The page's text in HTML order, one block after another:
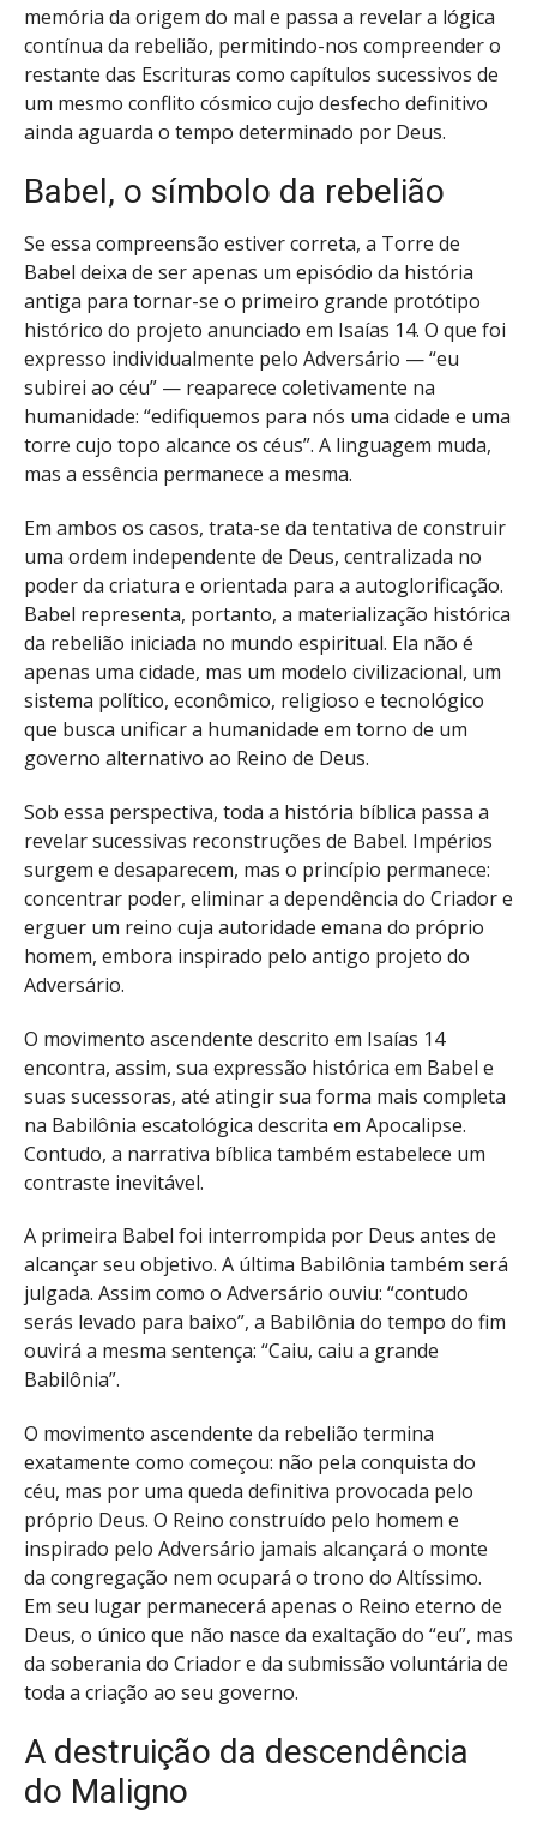
memória da origem do mal e passa a revelar a lógica
contínua da rebelião, permitindo-nos compreender o
restante das Escrituras como capítulos sucessivos de
um mesmo conflito cósmico cujo desfecho definitivo
ainda aguarda o tempo determinado por Deus.
Babel, o símbolo da rebelião
Se essa compreensão estiver correta, a Torre de
Babel deixa de ser apenas um episódio da história
antiga para tornar-se o primeiro grande protótipo
histórico do projeto anunciado em Isaías 14. O que foi
expresso individualmente pelo Adversário — “eu
subirei ao céu” — reaparece coletivamente na
humanidade: “edifiquemos para nós uma cidade e uma
torre cujo topo alcance os céus”. A linguagem muda,
mas a essência permanece a mesma.
Em ambos os casos, trata-se da tentativa de construir
uma ordem independente de Deus, centralizada no
poder da criatura e orientada para a autoglorificação.
Babel representa, portanto, a materialização histórica
da rebelião iniciada no mundo espiritual. Ela não é
apenas uma cidade, mas um modelo civilizacional, um
sistema político, econômico, religioso e tecnológico
que busca unificar a humanidade em torno de um
governo alternativo ao Reino de Deus.
Sob essa perspectiva, toda a história bíblica passa a
revelar sucessivas reconstruções de Babel. Impérios
surgem e desaparecem, mas o princípio permanece:
concentrar poder, eliminar a dependência do Criador e
erguer um reino cuja autoridade emana do próprio
homem, embora inspirado pelo antigo projeto do
Adversário.
O movimento ascendente descrito em Isaías 14
encontra, assim, sua expressão histórica em Babel e
suas sucessoras, até atingir sua forma mais completa
na Babilônia escatológica descrita em Apocalipse.
Contudo, a narrativa bíblica também estabelece um
contraste inevitável.
A primeira Babel foi interrompida por Deus antes de
alcançar seu objetivo. A última Babilônia também será
julgada. Assim como o Adversário ouviu: “contudo
serás levado para baixo”, a Babilônia do tempo do fim
ouvirá a mesma sentença: “Caiu, caiu a grande
Babilônia”.
O movimento ascendente da rebelião termina
exatamente como começou: não pela conquista do
céu, mas por uma queda definitiva provocada pelo
próprio Deus. O Reino construído pelo homem e
inspirado pelo Adversário jamais alcançará o monte
da congregação nem ocupará o trono do Altíssimo.
Em seu lugar permanecerá apenas o Reino eterno de
Deus, o único que não nasce da exaltação do “eu”, mas
da soberania do Criador e da submissão voluntária de
toda a criação ao seu governo.
A destruição da descendência
do Maligno